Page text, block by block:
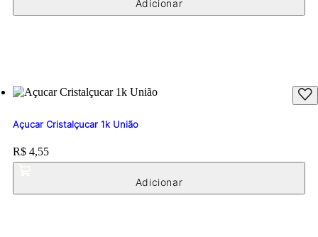
Açucar Cristalçucar 1k União
Price:
R$ 4,55